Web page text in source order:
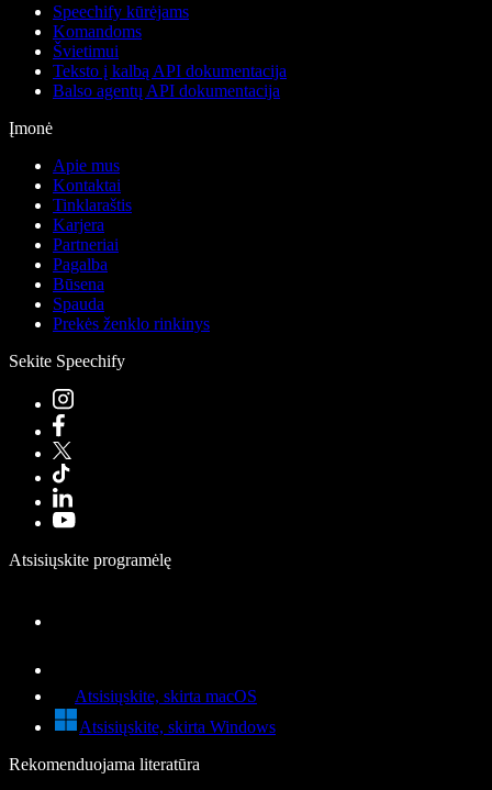
Speechify kūrėjams
Komandoms
Švietimui
Teksto į kalbą API dokumentacija
Balso agentų API dokumentacija
Įmonė
Apie mus
Kontaktai
Tinklaraštis
Karjera
Partneriai
Pagalba
Būsena
Spauda
Prekės ženklo rinkinys
Sekite Speechify
Atsisiųskite programėlę
Atsisiųskite, skirta macOS
Atsisiųskite, skirta Windows
Rekomenduojama literatūra